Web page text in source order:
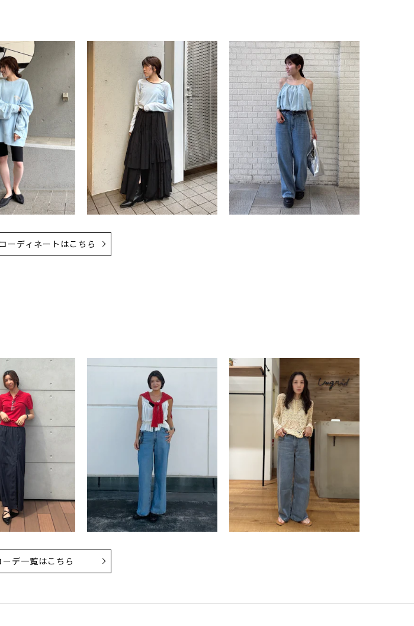
ーディネートはこちら
デ一覧はこちら